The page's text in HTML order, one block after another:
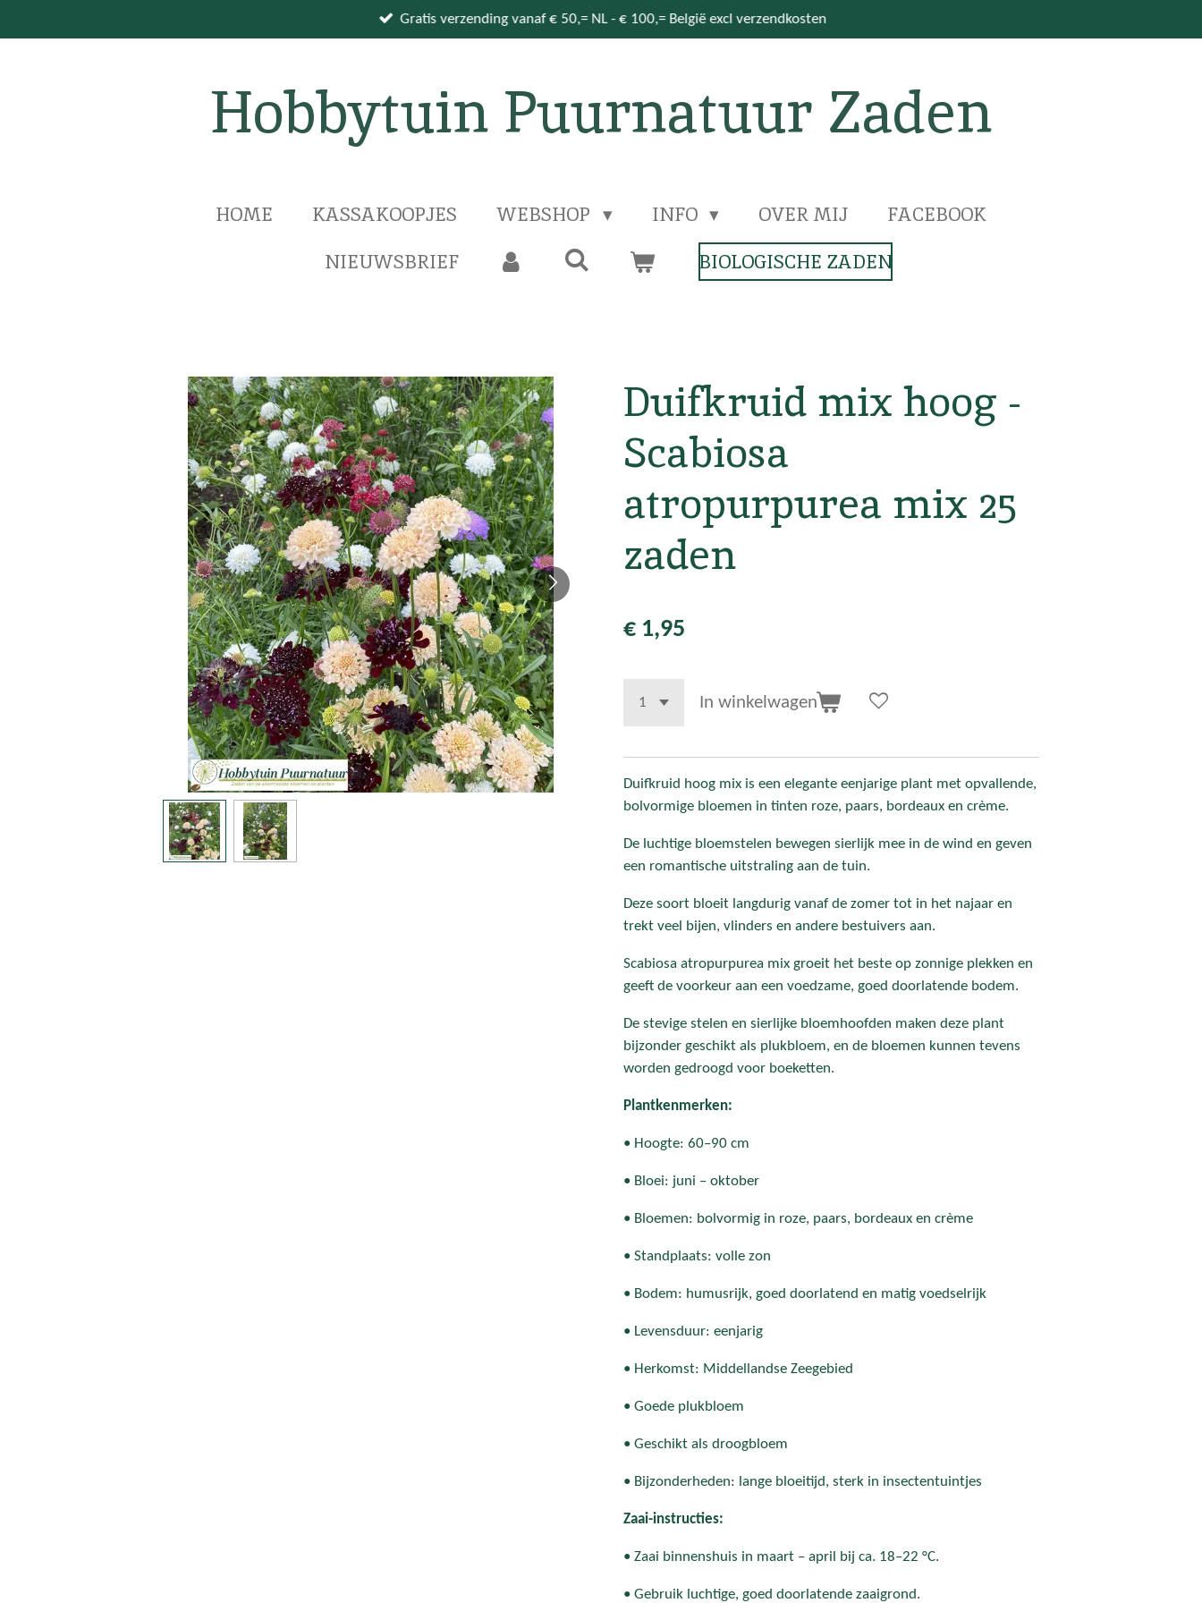
direct
Gratis verzending vanaf € 50,= NL - € 100,= België excl verzendkosten
Hobbytuin Puurnatuur Zaden
HOME KASSAKOOPJES WEBSHOP INFO OVER MIJ
FACEBOOK
NIEUWSBRIEF
BIOLOGISCHE ZADEN
Duifkruid mix hoog -
Scabiosa
atropurpurea mix 25
zaden
€ 1,95
In winkelwagen
Duifkruid hoog mix is een elegante eenjarige plant met opvallende,
bolvormige bloemen in tinten roze, paars, bordeaux en crème.
De luchtige bloemstelen bewegen sierlijk mee in de wind en geven
een romantische uitstraling aan de tuin.
Deze soort bloeit langdurig vanaf de zomer tot in het najaar en
trekt veel bijen, vlinders en andere bestuivers aan.
Scabiosa atropurpurea mix groeit het beste op zonnige plekken en
geeft de voorkeur aan een voedzame, goed doorlatende bodem.
De stevige stelen en sierlijke bloemhoofden maken deze plant
bijzonder geschikt als plukbloem, en de bloemen kunnen tevens
worden gedroogd voor boeketten.
Plantkenmerken:
• Hoogte: 60–90 cm
• Bloei: juni – oktober
• Bloemen: bolvormig in roze, paars, bordeaux en crème
• Standplaats: volle zon
• Bodem: humusrijk, goed doorlatend en matig voedselrijk
• Levensduur: eenjarig
• Herkomst: Middellandse Zeegebied
• Goede plukbloem
• Geschikt als droogbloem
• Bijzonderheden: lange bloeitijd, sterk in insectentuintjes
Zaai-instructies:
• Zaai binnenshuis in maart – april bij ca. 18–22 °C.
• Gebruik luchtige, goed doorlatende zaaigrond.